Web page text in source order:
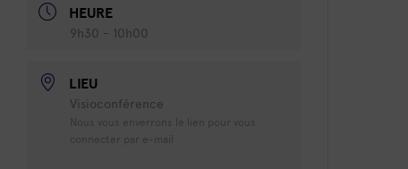
HEURE
9h30 - 10h00
LIEU
Visioconférence